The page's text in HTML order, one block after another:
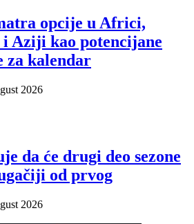
opcije u Africi,
Aziji kao potencijane
za kalendar
2026
da će drugi deo sezone
od prvog
2026